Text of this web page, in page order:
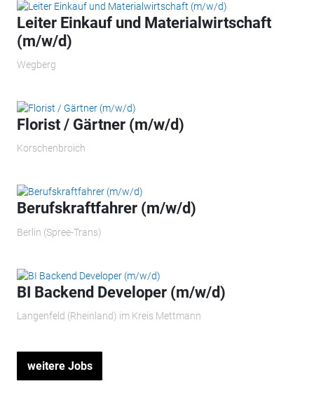
Leiter Einkauf und Materialwirtschaft
(m/w/d)
Wegberg
Florist / Gärtner (m/w/d)
Korschenbroich
Berufskraftfahrer (m/w/d)
Berlin (Spree-Trans)
BI Backend Developer (m/w/d)
Langenfeld (Rheinland) im Kreis Mettmann
weitere Jobs